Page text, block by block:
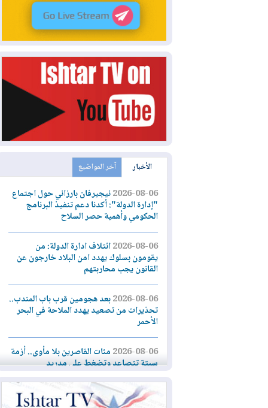
الأخبار آخر المواضيع
2026-08-06نيجيرفان بارزاني حول اجتماع
"إدارة الدولة": أكدنا دعم تنفيذ البرنامج
الحكومي وأهمية حصر السلاح
2026-08-06ائتلاف ادارة الدولة: من
يقومون بسلوك يهدد امن البلاد خارجون عن
القانون يجب محاربتهم
2026-08-06بعد هجومين قرب باب المندب..
تحذيرات من تصعيد يهدد الملاحة في البحر
الأحمر
2026-08-06مئات القاصرين بلا مأوى.. أزمة
سبتة تتصاعد وتضغط على مدريد
2026-08-05
لمدة عام.. بدء توريد 100